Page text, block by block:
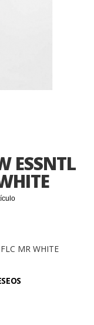
ESSNTL
MR WHITE